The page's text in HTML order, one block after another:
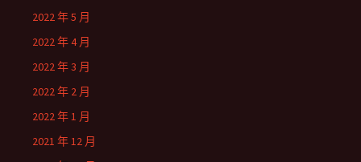
2022 年 5 月
2022 年 4 月
2022 年 3 月
2022 年 2 月
2022 年 1 月
2021 年 12 月